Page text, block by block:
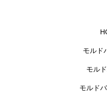
モルド
モル
モルド